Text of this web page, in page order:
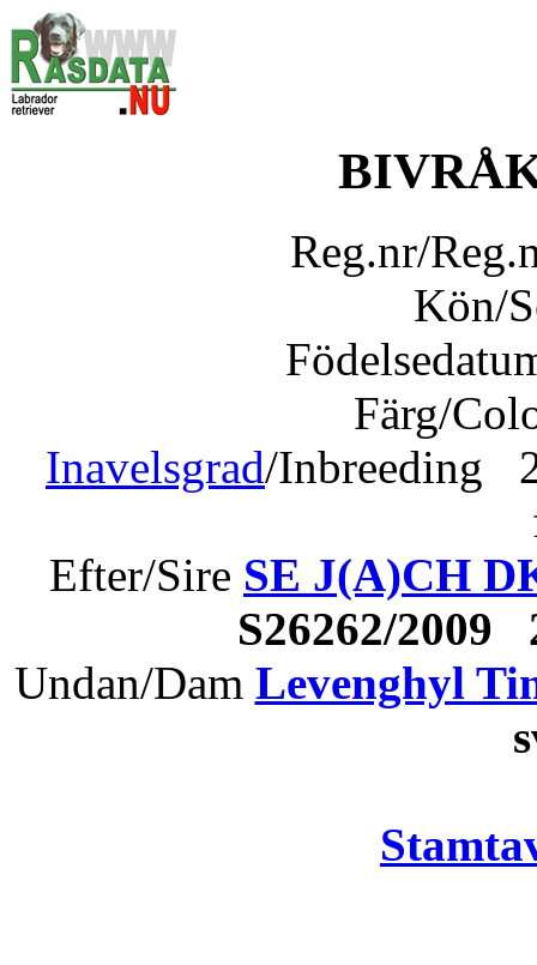
Reg.nr/
Kön/
Färg/
Inavelsgrad/Inbreeding
Efter/Sire SE J(A)CH
S26262/
Undan/Dam Levenghyl